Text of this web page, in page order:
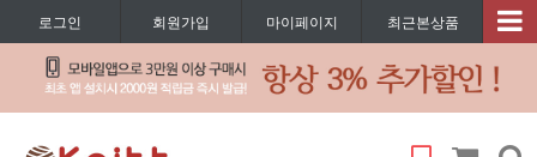
로그인 회원가입 마이페이지 최근본상품